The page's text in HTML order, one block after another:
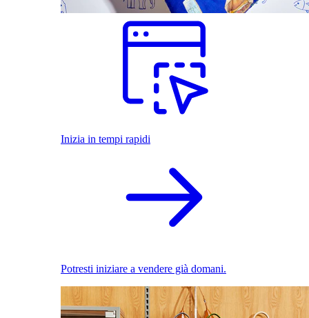
Inizia in tempi rapidi
Potresti iniziare a vendere già domani.